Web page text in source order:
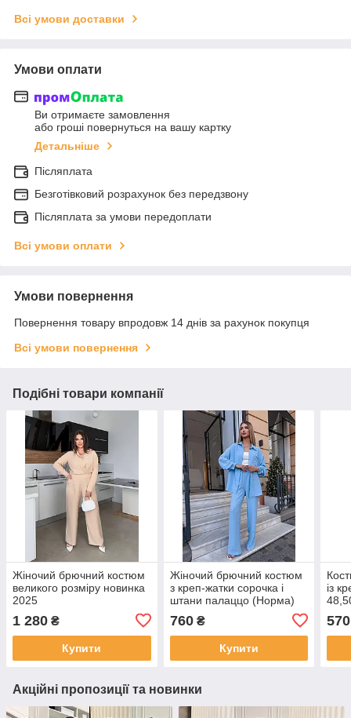
Всі умови доставки
Умови оплати
Ви отримаєте замовлення
або гроші повернуться на вашу картку
Детальніше
Післяплата
Безготівковий розрахунок без передзвону
Післяплата за умови передоплати
Всі умови оплати
Умови повернення
Повернення товару впродовж 14 днів за рахунок покупця
Всі умови повернення
Подібні товари компанії
Жіночий брючний костюм
великого розміру новинка
2025
1 280 ₴
Купити
Жіночий брючний костюм
з креп-жатки сорочка і
штани палаццо (Норма)
760₴
Купити
із
570
Акційні пропозиції та новинки